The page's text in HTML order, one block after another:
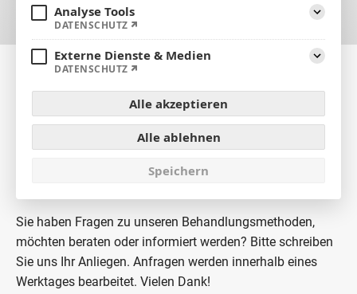
Termin vereinbaren
Hier können Sie einen Termin zur Behandlung in der
Allgemeinchirurgischen Ambulanz oder der
Adipositaschirurgie vereinbaren. Terminanfragen werden
Sie haben Fragen zu unseren Behandlungsmethoden,
möchten beraten oder informiert werden? Bitte schreiben
Sie uns Ihr Anliegen. Anfragen werden innerhalb eines
Werktages bearbeitet. Vielen Dank!
Analyse Tools
DATENSCHUTZ
Externe Dienste & Medien
DATENSCHUTZ
Alle akzeptieren
Alle ablehnen
Speichern